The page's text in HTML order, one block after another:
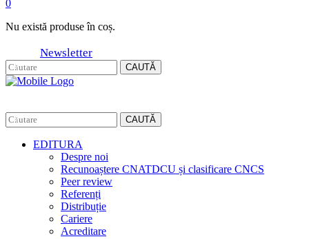
0
Nu există produse în coș.
Newsletter
CAUTĂ
CAUTĂ
EDITURA
Despre noi
Recunoaștere CNATDCU și clasificare CNCS
Peer review
Referenți
Distribuție
Cariere
Acreditare